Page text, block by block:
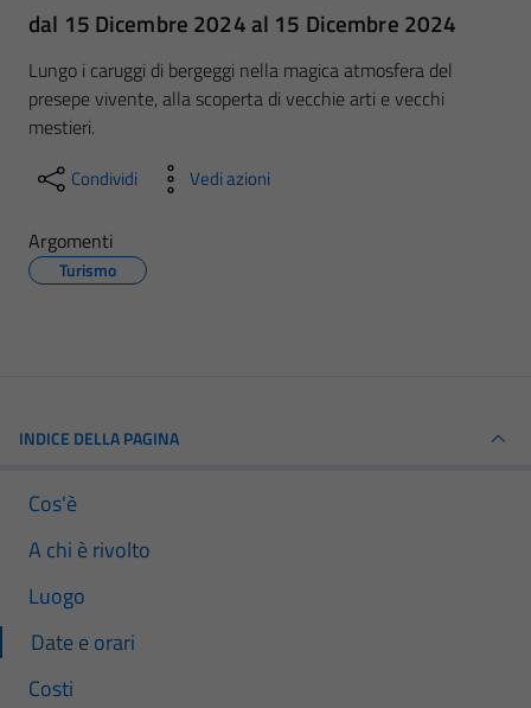
dal 15 Dicembre 2024 al 15 Dicembre 2024
Lungo i caruggi di bergeggi nella magica atmosfera del
presepe vivente, alla scoperta di vecchie arti e vecchi
mestieri.
Condividi Vedi azioni
Argomenti
Turismo
INDICE DELLA PAGINA
Cos'è
A chi è rivolto
Luogo
Date e orari
Costi